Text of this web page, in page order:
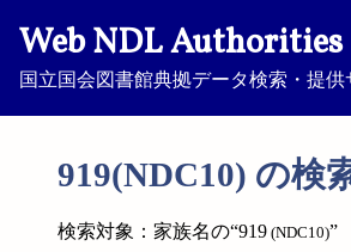
Web NDL Authorities
国立国会図書館典拠データ検索・提供
919(NDC10) の検
検索対象：家族名の“919 (NDC10)”